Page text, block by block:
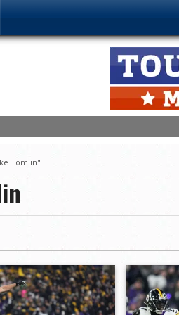
ok, per il Warriors altro stop
ha reso immortali gli Indiana Hoosiers
sono i nuovi campioni
a voi la finale!
Review: Week 17
Tomlin"